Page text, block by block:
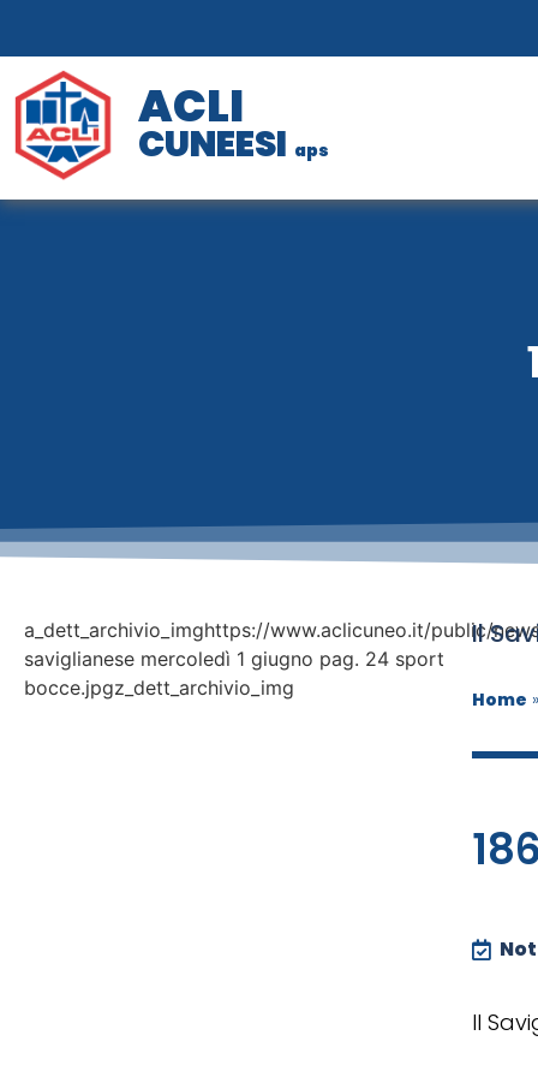
ACLI
CUNEESI aps
a_dett_archivio_imghttps://www.aclicuneo.it/public/
saviglianese mercoledì 1 giugno pag. 24 sport
bocce.jpgz_dett_archivio_img
Il
Home
Il